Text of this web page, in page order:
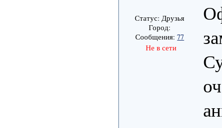
Статус: Друзья
Город:
Сообщения:77
Не в сети